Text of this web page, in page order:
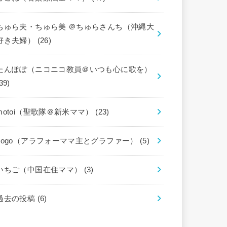
ゅら夫・ちゅら美 ＠ちゅらさんち（沖縄大
き夫婦） (26)
んぽぽ（ニコニコ教員＠いつも心に歌を）
（聖歌隊＠新米ママ） (23)
（アラフォーママ主とグラファー） (5)
ちご（中国在住ママ） (3)
去の投稿 (6)